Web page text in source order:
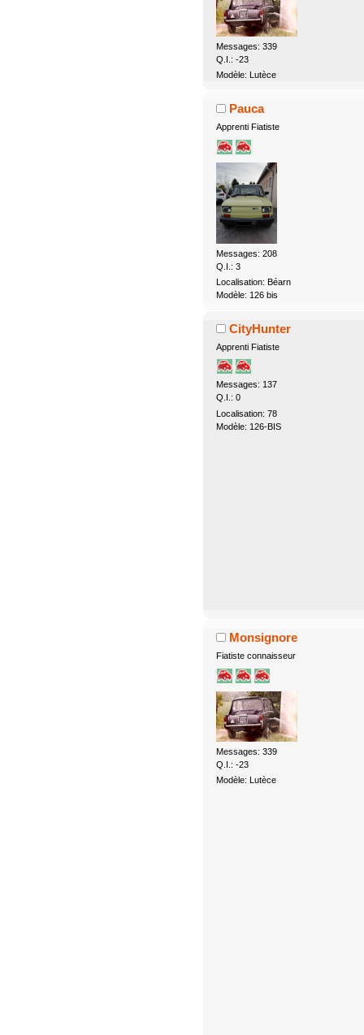
Messages: 339
Q.I.: -23
Modèle: Lutèce
Pauca
Apprenti Fiatiste
Messages: 208
Q.I.: 3
Localisation: Béarn
Modèle: 126 bis
CityHunter
Apprenti Fiatiste
Messages: 137
Q.I.: 0
Localisation: 78
Modèle: 126-BIS
Monsignore
Fiatiste connaisseur
Messages: 339
Q.I.: -23
Modèle: Lutèce